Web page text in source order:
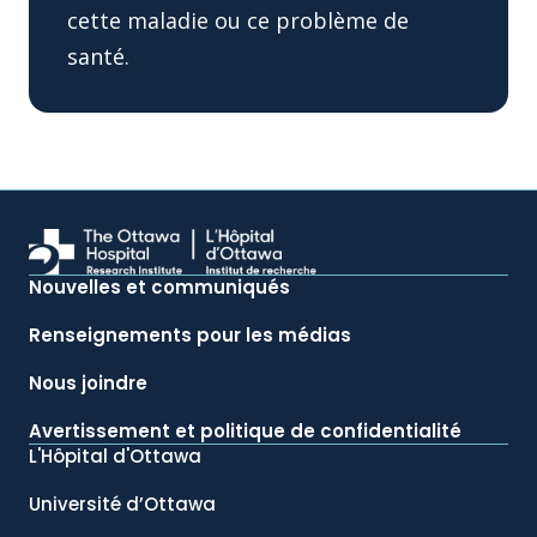
cette maladie ou ce problème de
santé.
Nouvelles et communiqués
Renseignements pour les médias
Nous joindre
Avertissement et politique de confidentialité
L'Hôpital d'Ottawa
Université d’Ottawa